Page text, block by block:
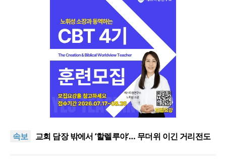
속보
[오늘의 말씀] 죄의 종에서 의의 종으로
교회 담장 밖에서 ‘할렐루야’… 무더위 이긴 거리전도